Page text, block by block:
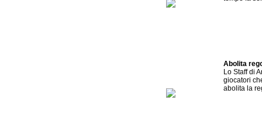
Abolita
Lo Staff di
giocatori
abolita la